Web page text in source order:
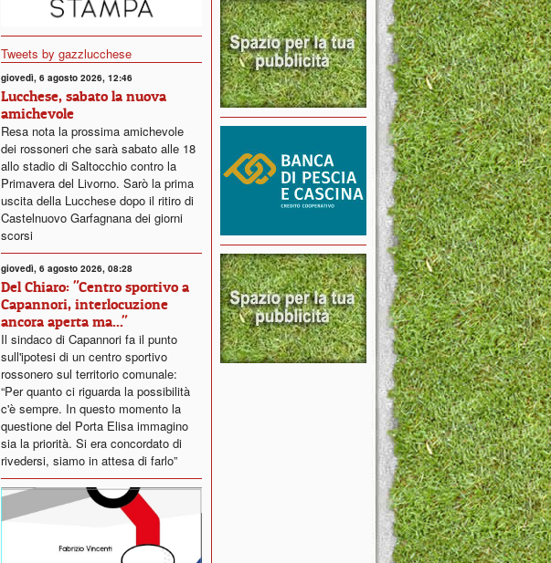
Tweets by gazzlucchese
giovedì, 6 agosto 2026, 12:46
Lucchese, sabato la nuova
amichevole
Resa nota la prossima amichevole
dei rossoneri che sarà sabato alle 18
allo stadio di Saltocchio contro la
Primavera del Livorno. Sarò la prima
uscita della Lucchese dopo il ritiro di
Castelnuovo Garfagnana dei giorni
scorsi
giovedì, 6 agosto 2026, 08:28
Del Chiaro: "Centro sportivo a
Capannori, interlocuzione
ancora aperta ma..."
Il sindaco di Capannori fa il punto
sull'ipotesi di un centro sportivo
rossonero sul territorio comunale:
“Per quanto ci riguarda la possibilità
c'è sempre. In questo momento la
questione del Porta Elisa immagino
sia la priorità. Si era concordato di
rivedersi, siamo in attesa di farlo”